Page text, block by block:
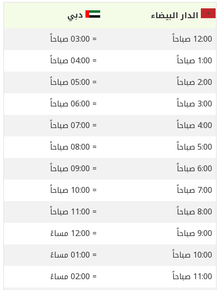
الدار البيضاء
دبي
12:00 صباحاً
= 03:00 صباحاً
1:00 صباحاً
= 04:00 صباحاً
2:00 صباحاً
= 05:00 صباحاً
3:00 صباحاً
= 06:00 صباحاً
4:00 صباحاً
= 07:00 صباحاً
5:00 صباحاً
= 08:00 صباحاً
6:00 صباحاً
= 09:00 صباحاً
7:00 صباحاً
= 10:00 صباحاً
8:00 صباحاً
= 11:00 صباحاً
9:00 صباحاً
= 12:00 مساءً
10:00 صباحاً
= 01:00 مساءً
11:00 صباحاً
= 02:00 مساءً